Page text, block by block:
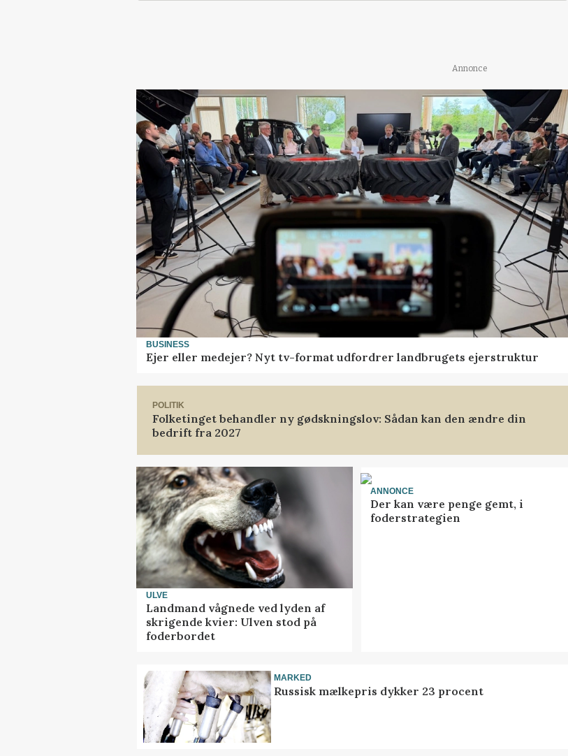
Annonce
BUSINESS
Ejer eller medejer? Nyt tv-format udfordrer landbrugets ejerstruktur
POLITIK
Folketinget behandler ny gødskningslov: Sådan kan den ændre din
bedrift fra 2027
ULVE
Landmand vågnede ved lyden af
skrigende kvier: Ulven stod på
foderbordet
ANNONCE
Der kan være penge gemt, i
foderstrategien
MARKED
Russisk mælkepris dykker 23 procent